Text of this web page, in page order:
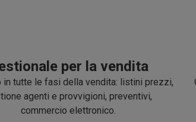
per la vendita
in tutte le fasi della vendita: listini prezzi,
agenti e provvigioni, preventivi,
commercio elettronico.